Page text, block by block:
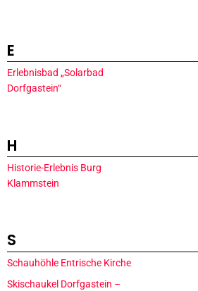
E
Erlebnisbad „Solarbad
Dorfgastein“
H
Historie-Erlebnis Burg
Klammstein
S
Schauhöhle Entrische Kirche
Skischaukel Dorfgastein –